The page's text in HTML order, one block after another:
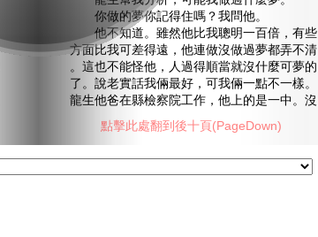
你做的夢你記得住嗎？我問他。
他不知道。雖然他比我聰明一百倍，有些
方面比我可差得遠，他連做沒做過夢都弄不清
。這也不能怪他，人過得順當就沒什麼可夢的
了。說老實話我倆最好，可我倆一點不一樣。
龍生他爸在縣檢察院工作，他上的是一中。沒
點擊此處翻到後十頁(PageDown)